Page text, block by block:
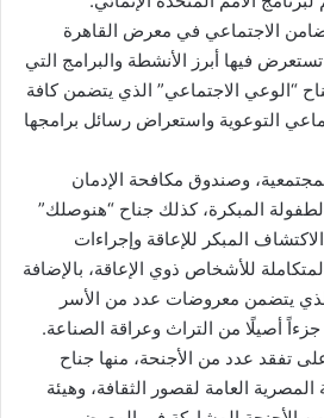
الاجتماعي في معرض القاهرة
فيها أبرز الأنشطة والبرامج التي
“الوعي الاجتماعي” الذي يتضمن كافة
التوعوية واستعراض رسائل برامجها
وصندوق مكافحة الإدمان
المبكرة، كذلك جناح “هنوصلك”
المبكر للإعاقة وإجراءات
للأشخاص ذوي الإعاقة، بالإضافة
يتضمن معروضات عدد من الأسر
جزءاً أصيلًا من التراث وعراقة الصناعة.
تفقد عدد من الأجنحة، منها جناح
المصرية العامة لقصور الثقافة، وهيئة